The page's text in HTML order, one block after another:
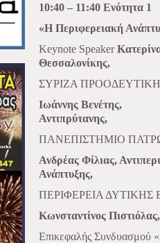
10:40 – 11:40 Ενότητα 1
«Η Περιφερειακή
Keynote Speaker
Θεσσαλονίκης,
ΣΥΡΙΖΑ
Ιωάννης Βενέτης,
Αντιπρύτανης,
ΠΑΝΕΠΙΣΤΗΜΙΟ
Ανδρέας Φίλιας,
Ανάπτυξης,
ΠΕΡΙΦΕΡΕΙΑ
Κωνσταντίνος
Επικεφαλής Συνδυασμού